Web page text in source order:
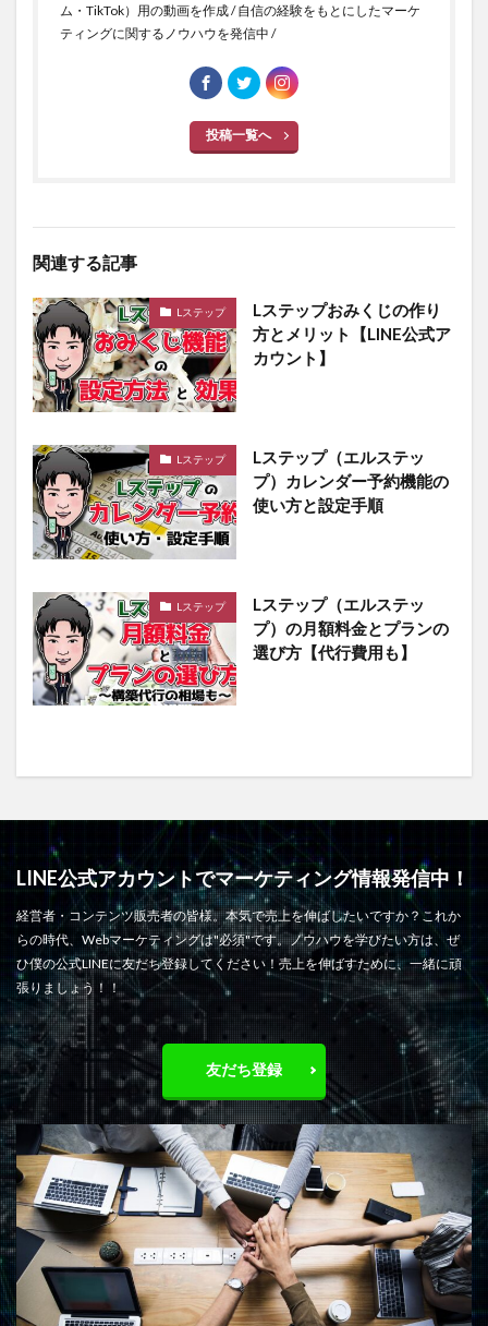
ム・TikTok）用の動画を作成 / 自信の経験をもとにしたマーケ
ティングに関するノウハウを発信中 /
投稿一覧へ
関連する記事
Lステップ
Lステップおみくじの作り
方とメリット【LINE公式ア
カウント】
Lステップ
Lステップ（エルステッ
プ）カレンダー予約機能の
使い方と設定手順
Lステップ
Lステップ（エルステッ
プ）の月額料金とプランの
選び方【代行費用も】
LINE公式アカウントでマーケティング情報発信中！
経営者・コンテンツ販売者の皆様。本気で売上を伸ばしたいですか？これか
らの時代、Webマーケティングは"必須"です。ノウハウを学びたい方は、ぜ
ひ僕の公式LINEに友だち登録してください！売上を伸ばすために、一緒に頑
張りましょう！！
友だち登録